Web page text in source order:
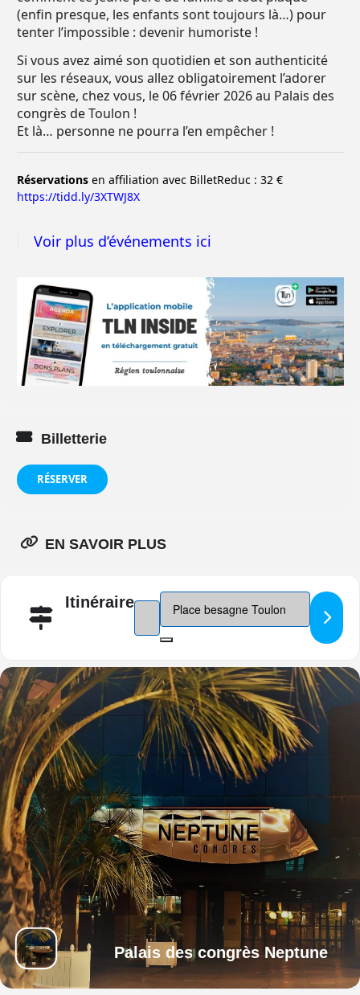
(enfin presque, les enfants sont toujours là…) pour
tenter l’impossible : devenir humoriste !
Si vous avez aimé son quotidien et son authenticité
sur les réseaux, vous allez obligatoirement l’adorer
sur scène, chez vous, le 06 février 2026 au Palais des
congrès de Toulon !
Et là… personne ne pourra l’en empêcher !
Réservations en affiliation avec BilletReduc : 32 €
https://tidd.ly/3XTWJ8X
Voir plus d’événements ici
Billetterie
RÉSERVER
EN SAVOIR PLUS
ItinéraireAddress - Greg Petras dans Empêche-
Destination Address - Greg Petras
Palais des congrès Neptune